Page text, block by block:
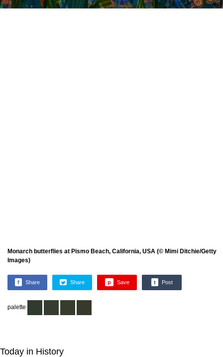
Monarch butterflies at Pismo Beach, California, USA (© Mimi Ditchie/Getty
Images)
f Share Share p Save t Post
palette
Today in History